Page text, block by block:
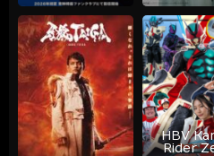
HBV
Rider